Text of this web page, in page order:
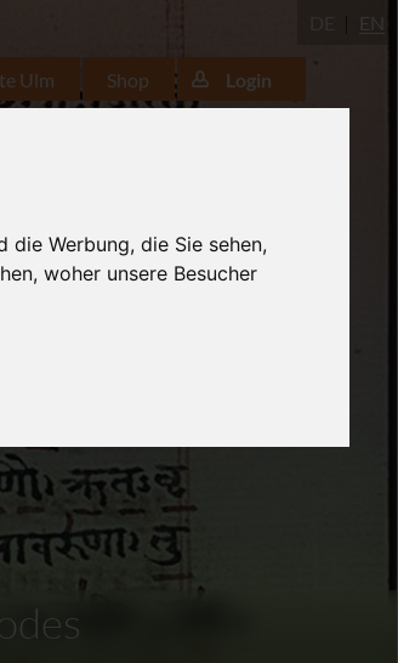
Werbung, die Sie sehen,
woher unsere Besucher
EN
Ulm Shop Login